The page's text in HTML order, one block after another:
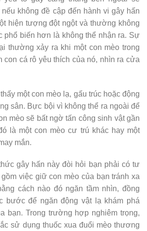
không đề cập đến hành vi gây hấn
hiện tượng đột ngột và thường không
phổ biến hơn là không thể nhận ra. Sự
thường xảy ra khi một con mèo trong
con cá rô yêu thích của nó, nhìn ra cửa
một con mèo lạ, gấu trúc hoặc động
sân. Bực bội vì không thể ra ngoài để
mèo sẽ bất ngờ tấn công sinh vật gần
là một con mèo cư trú khác hay một
mắn.
gây hấn này đòi hỏi bạn phải có tư
việc giữ con mèo của bạn tránh xa
cách nào đó ngăn tầm nhìn, đồng
bước để ngăn động vật lạ khám phá
bạn. Trong trường hợp nghiêm trọng,
sử dụng thuốc xua đuổi mèo thương